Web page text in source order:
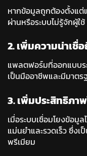
หากข้อมูลถูกต้องตั้งแ
ผ่านหรือระบบไม่รู้จักผู้ใ
2. เพิ่มความน่าเ
แพลตฟอร์มที่ออกแบบร
เป็นมืออาชีพและมีมาตร
3. เพิ่มประสิทธิภา
เมื่อระบบเชื่อมโยงข้อมู
แม่นยำและรวดเร็ว ซึ่ง
พรีเมียม